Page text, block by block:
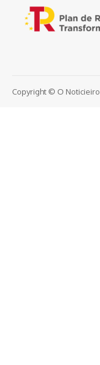
Copyright © O Noticieiro